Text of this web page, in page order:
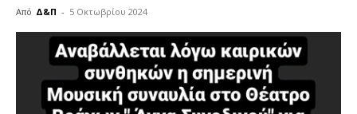
Από Δ&Π - 5 Οκτωβρίου 2024
blonde
lesbians